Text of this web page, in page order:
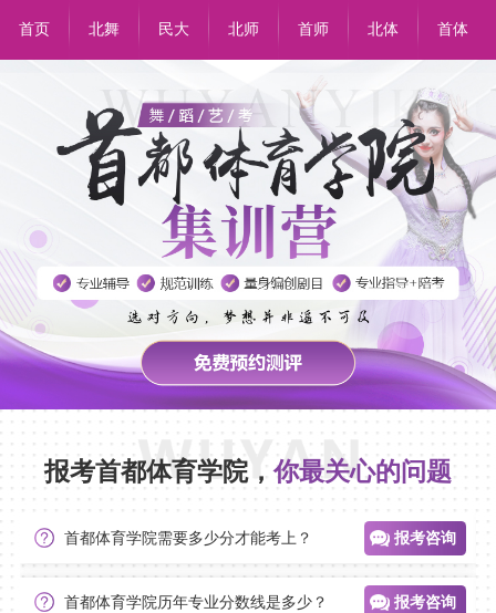
首页 北舞 民大 北师 首师 北体 首体
报考首都体育学院，你最关心的问题
首都体育学院需要多少分才能考上？ 报考咨询
首都体育学院历年专业分数线是多少？ 报考咨询